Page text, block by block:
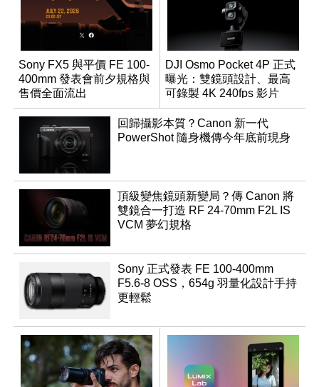
Sony FX5 與平價 FE 100-
400mm 發表會前夕規格與
售價全面流出
DJI Osmo Pocket 4P 正式
曝光：雙鏡頭設計、最高
可錄製 4K 240fps 影片
回歸攝影本質？Canon 新一代
PowerShot 隨身機傳今年底前現身
頂級變焦鏡頭新變局？傳 Canon 將
雙鏡合一打造 RF 24-70mm F2L IS
VCM 夢幻規格
Sony 正式發表 FE 100-400mm
F5.6-8 OSS，654g 羽量化設計手持
更輕鬆